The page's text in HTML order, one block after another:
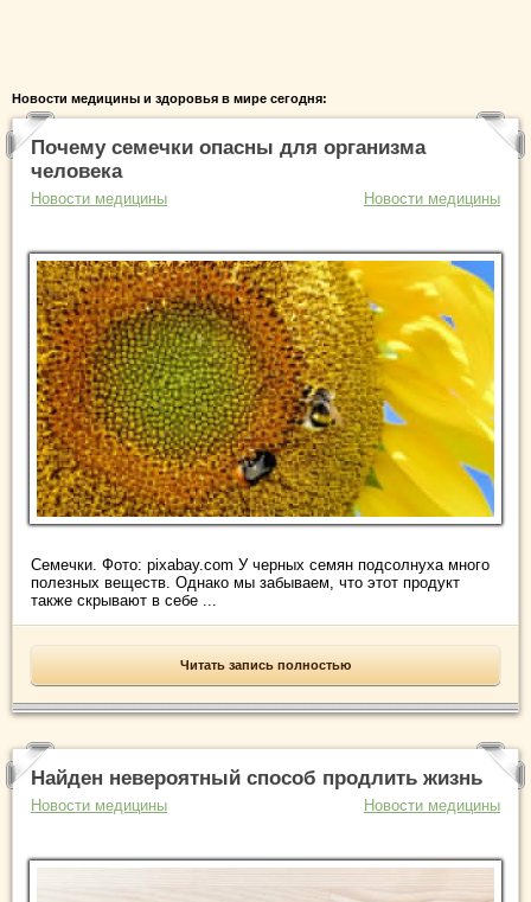
Новости медицины и здоровья в мире сегодня:
Почему семечки опасны для организма
человека
Новости медицины Новости медицины
Семечки. Фото: pixabay.com У черных семян подсолнуха много
полезных веществ. Однако мы забываем, что этот продукт
также скрывают в себе ...
Читать запись полностью
Найден невероятный способ продлить жизнь
Новости медицины Новости медицины